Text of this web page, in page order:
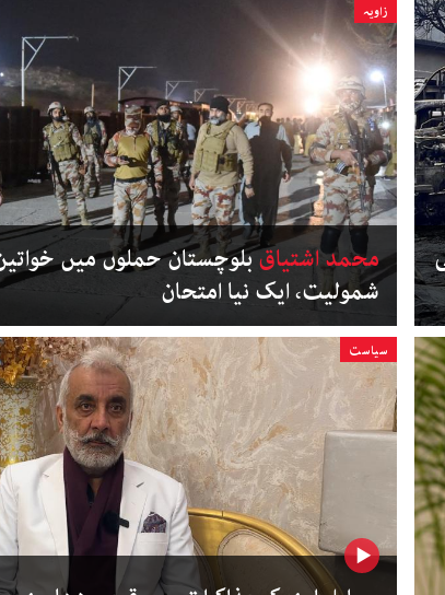
زاویہ
محمد اشتیاقبلوچستان حملوں میں
شمولیت، ایک نیا امتحان
سیاست